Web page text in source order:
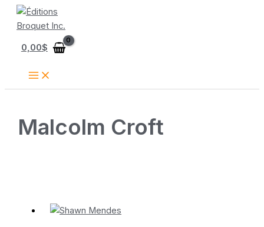
Aller
0,00$
Malcolm Croft